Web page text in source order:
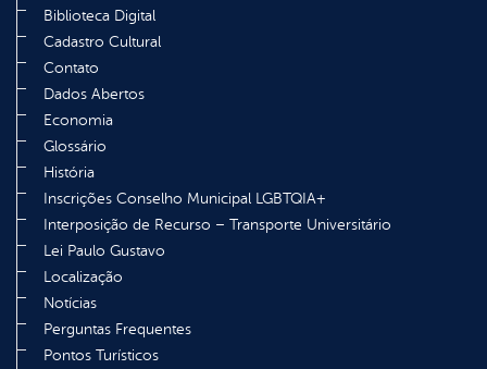
Biblioteca Digital
Cadastro Cultural
Contato
Dados Abertos
Economia
Glossário
História
Inscrições Conselho Municipal LGBTQIA+
Interposição de Recurso – Transporte Universitário
Lei Paulo Gustavo
Localização
Notícias
Perguntas Frequentes
Pontos Turísticos